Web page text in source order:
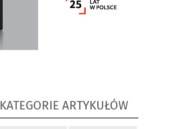
KATEGORIE ARTYKUŁÓW